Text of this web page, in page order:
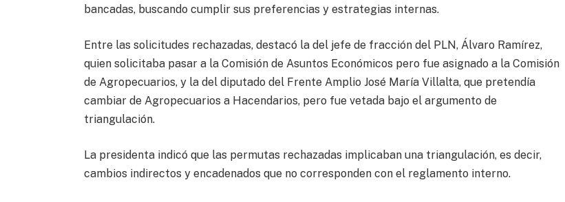
bancadas, buscando cumplir sus preferencias y estrategias internas.
Entre las solicitudes rechazadas, destacó la del jefe de fracción del PLN, Álvaro Ramírez,
quien solicitaba pasar a la Comisión de Asuntos Económicos pero fue asignado a la Comisión
de Agropecuarios, y la del diputado del Frente Amplio José María Villalta, que pretendía
cambiar de Agropecuarios a Hacendarios, pero fue vetada bajo el argumento de
triangulación.
La presidenta indicó que las permutas rechazadas implicaban una triangulación, es decir,
cambios indirectos y encadenados que no corresponden con el reglamento interno.